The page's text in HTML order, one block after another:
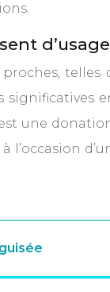
d’usage
telles
une
l’occasion